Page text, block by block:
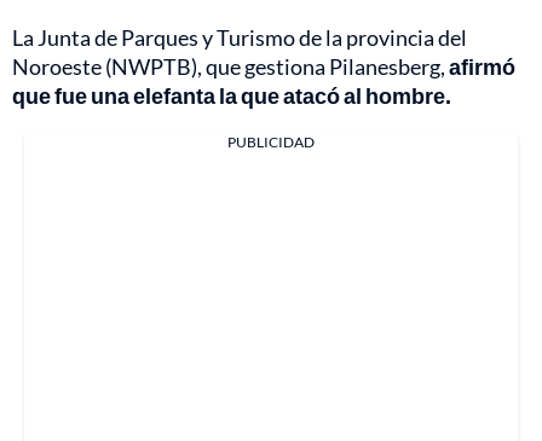
La Junta de Parques y Turismo de la provincia del
Noroeste (NWPTB), que gestiona Pilanesberg,afirmó
que fue una elefanta la que atacó al hombre.
PUBLICIDAD